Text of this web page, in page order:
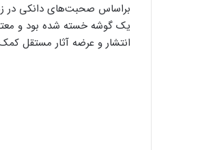
یک گوشه خسته شده بود و
انتشار و عرضه آثار مستقل